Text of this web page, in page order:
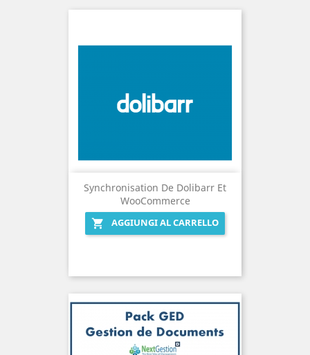
Synchronisation De Dolibarr Et
WooCommerce

AGGIUNGI AL CARRELLO